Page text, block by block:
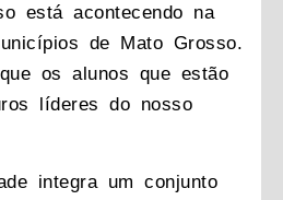
está acontecendo na
de Mato Grosso.
os alunos que estão
líderes do nosso
integra um conjunto